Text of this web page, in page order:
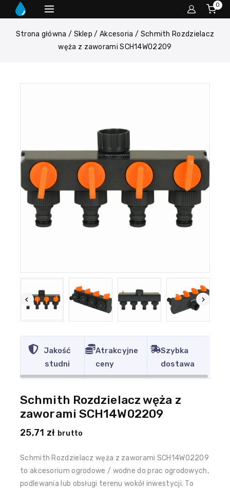
0
Strona główna / Sklep / Akcesoria / Schmith Rozdzielacz
węża z zaworami SCH14W02209
Jakość
studni
Atrakcyjne
ceny
Szybka
dostawa
Schmith Rozdzielacz węża z
zaworami SCH14W02209
25,71 zł brutto
Schmith Rozdzielacz węża z zaworami SCH14W02209
to akcesorium ogrodowe / wodne do prac ogrodowych,
podlewania lub obsługi terenu wokół inwestycji. To